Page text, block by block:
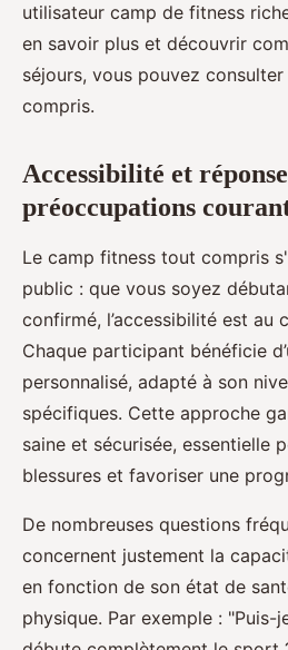
utilisateur camp de fitness
en savoir plus et découvrir
séjours, vous pouvez
compris.
Accessibilité et
préoccupations
Le camp fitness tout compris
public : que vous soyez
confirmé, l’accessibilité est au
Chaque participant bénéficie
personnalisé, adapté à son
spécifiques. Cette approche
saine et sécurisée, essentielle
blessures et favoriser une
De nombreuses questions
concernent justement la
en fonction de son état de
physique. Par exemple :